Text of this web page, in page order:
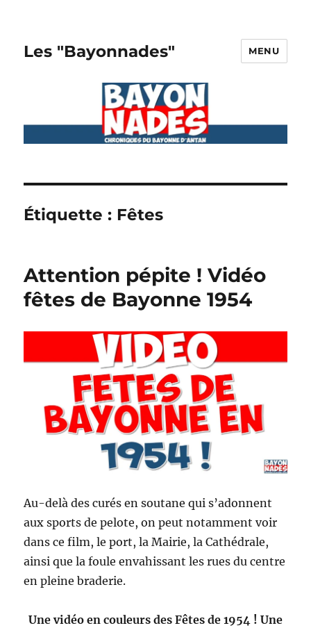
Les "Bayonnades" MENU
Étiquette : Fêtes
Attention pépite ! Vidéo
fêtes de Bayonne 1954
Au-delà des curés en soutane qui s’adonnent
aux sports de pelote, on peut notamment voir
dans ce film, le port, la Mairie, la Cathédrale,
ainsi que la foule envahissant les rues du centre
en pleine braderie.
Une vidéo en couleurs des Fêtes de 1954 ! Une